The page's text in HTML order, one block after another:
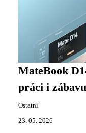
MateBook
práci i zábavu
Ostatní
23. 05. 2026